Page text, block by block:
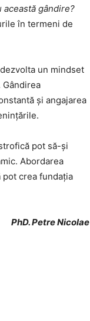
gândire?
în termeni de
un mindset
și angajarea
pot să-și
Abordarea
crea fundația
PhD. Petre Nicolae